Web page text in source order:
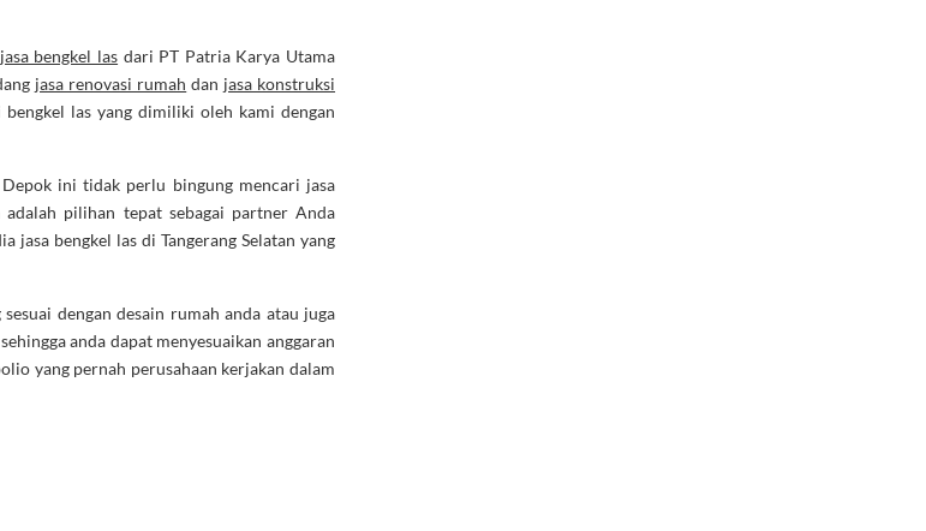
jasa bengkel las dari PT Patria Karya Utama
jasa renovasi rumah dan jasa konstruksi
las yang dimiliki oleh kami dengan
ini tidak perlu bingung mencari jasa
pilihan tepat sebagai partner Anda
jasa bengkel las di Tangerang Selatan yang
dengan desain rumah anda atau juga
anda dapat menyesuaikan anggaran
yang pernah perusahaan kerjakan dalam